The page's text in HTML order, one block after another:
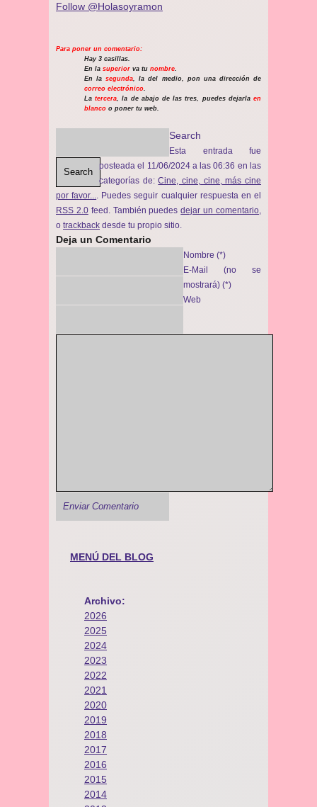
Follow @Holasoyramon
Para poner un comentario:
Hay 3 casillas.
En la superior va tu nombre.
En lasegunda, la del medio, pon una dirección de
correo electrónico.
Latercera, la de abajo de las tres, puedes dejarlaen
blanco o poner tu web.
Search
Search
Esta entrada fue
posteada el 11/06/2024 a las 06:36 en las
categorías de:Cine, cine, cine, más cine
por favor...
. Puedes seguir cualquier respuesta en el
RSS 2.0feed. También puedesdejar un comentario
o trackback desde tu propio sitio.
Deja un Comentario
Nombre (*)
E-Mail (no se
mostrará) (*)
Web
MENÚ DEL BLOG
Archivo:
2026
2025
2024
2023
2022
2021
2020
2019
2018
2017
2016
2015
2014